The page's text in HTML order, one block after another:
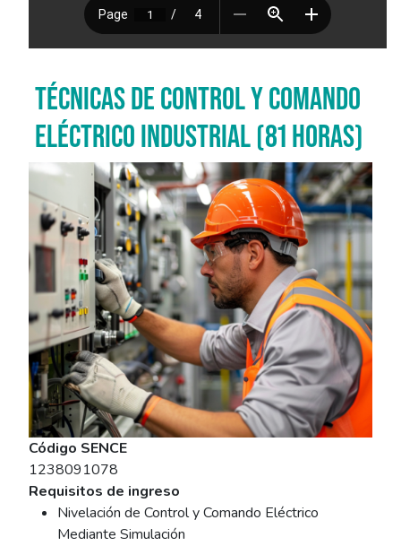
TÉCNICAS DE CONTROL Y COMANDO
ELÉCTRICO INDUSTRIAL (81 HORAS)
Imagen del curso
Código SENCE
1238091078
Requisitos de ingreso
Nivelación de Control y Comando Eléctrico
Mediante Simulación